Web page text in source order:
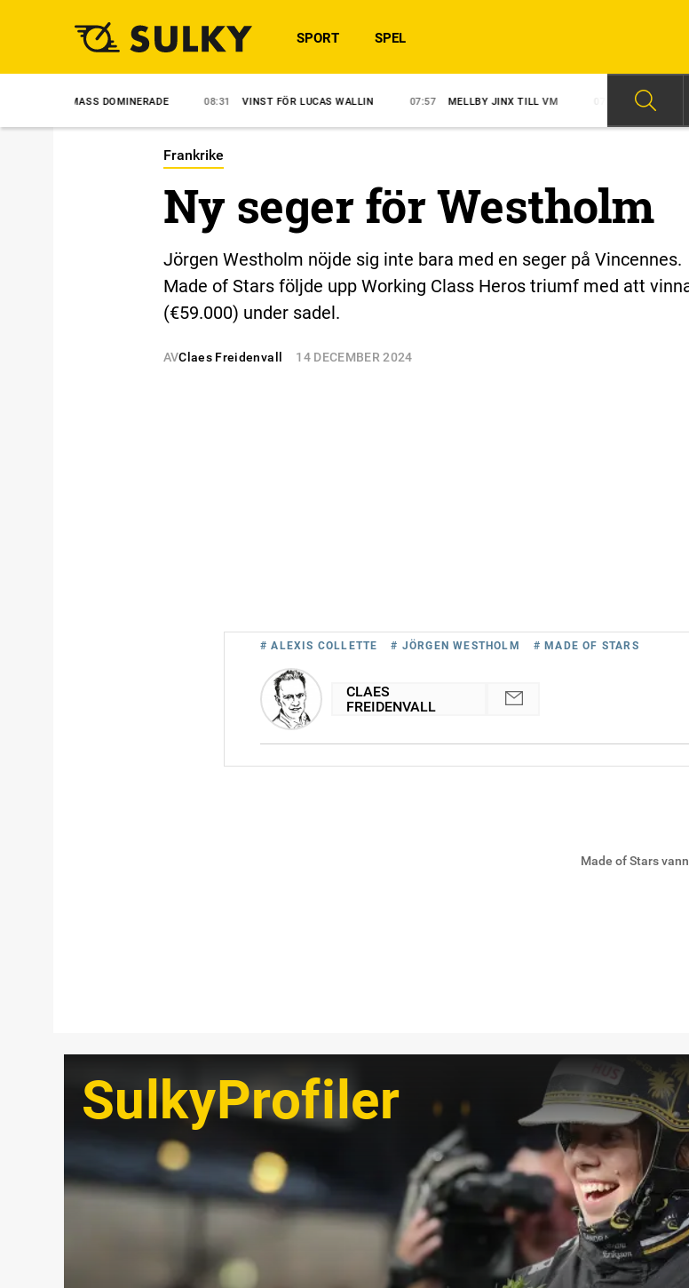
SPORT SPEL
DOMINERADE 08:31 VINST FÖR LUCAS WALLIN 07:57 MELLBY JINX TILL VM 07:40 TRIPPEL FÖR SVANSTEDT
Frankrike
Ny seger för Westholm
Jörgen Westholm nöjde sig inte bara med en seger på Vincennes.
Made of Stars följde upp Working Class Heros triumf med att
(€59.000) under sadel.
AVClaes Freidenvall 14 DECEMBER 2024
Made of Stars
# ALEXIS COLLETTE # JÖRGEN WESTHOLM # MADE OF STARS
CLAES
FREIDENVALL
SulkyProfiler